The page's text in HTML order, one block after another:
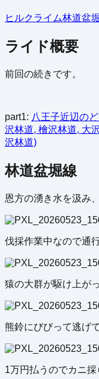
ヒルクライム林道盆
ライド概要
前回の続きです。
part1: 八王子近辺の
沢林道, 檜沢林道, 大
沢林道)
林道盆堀線
恩方の湧き水を汲み
伐採作業中なので通
猿の大群が駆け上が
熊鈴にびびって逃げ
1万円払うのでカニ採